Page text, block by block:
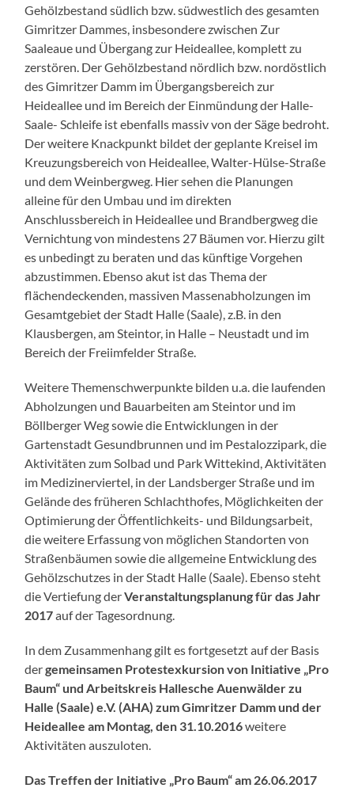
Gehölzbestand südlich bzw. südwestlich des gesamten
Gimritzer Dammes, insbesondere zwischen Zur
Saaleaue und Übergang zur Heideallee, komplett zu
zerstören. Der Gehölzbestand nördlich bzw. nordöstlich
des Gimritzer Damm im Übergangsbereich zur
Heideallee und im Bereich der Einmündung der Halle-
Saale- Schleife ist ebenfalls massiv von der Säge bedroht.
Der weitere Knackpunkt bildet der geplante Kreisel im
Kreuzungsbereich von Heideallee, Walter-Hülse-Straße
und dem Weinbergweg. Hier sehen die Planungen
alleine für den Umbau und im direkten
Anschlussbereich in Heideallee und Brandbergweg die
Vernichtung von mindestens 27 Bäumen vor. Hierzu gilt
es unbedingt zu beraten und das künftige Vorgehen
abzustimmen. Ebenso akut ist das Thema der
flächendeckenden, massiven Massenabholzungen im
Gesamtgebiet der Stadt Halle (Saale), z.B. in den
Klausbergen, am Steintor, in Halle – Neustadt und im
Bereich der Freiimfelder Straße.
Weitere Themenschwerpunkte bilden u.a. die laufenden
Abholzungen und Bauarbeiten am Steintor und im
Böllberger Weg sowie die Entwicklungen in der
Gartenstadt Gesundbrunnen und im Pestalozzipark, die
Aktivitäten zum Solbad und Park Wittekind, Aktivitäten
im Medizinerviertel, in der Landsberger Straße und im
Gelände des früheren Schlachthofes, Möglichkeiten der
Optimierung der Öffentlichkeits- und Bildungsarbeit,
die weitere Erfassung von möglichen Standorten von
Straßenbäumen sowie die allgemeine Entwicklung des
Gehölzschutzes in der Stadt Halle (Saale). Ebenso steht
die Vertiefung derVeranstaltungsplanung für das Jahr
2017auf der Tagesordnung.
In dem Zusammenhang gilt es fortgesetzt auf der Basis
dergemeinsamen Protestexkursion von Initiative „Pro
Baum“ und Arbeitskreis Hallesche Auenwälder zu
Halle (Saale) e.V. (AHA) zum Gimritzer Damm und der
Heideallee am Montag, den 31.10.2016weitere
Aktivitäten auszuloten.
Das Treffen der Initiative „Pro Baum“ am 26.06.2017